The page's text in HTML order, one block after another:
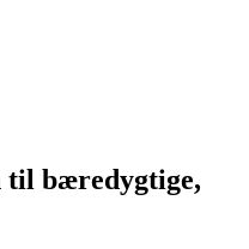
til bæredygtige,